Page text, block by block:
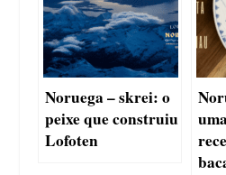
Noruega – skrei: o
peixe que construiu
Lofoten